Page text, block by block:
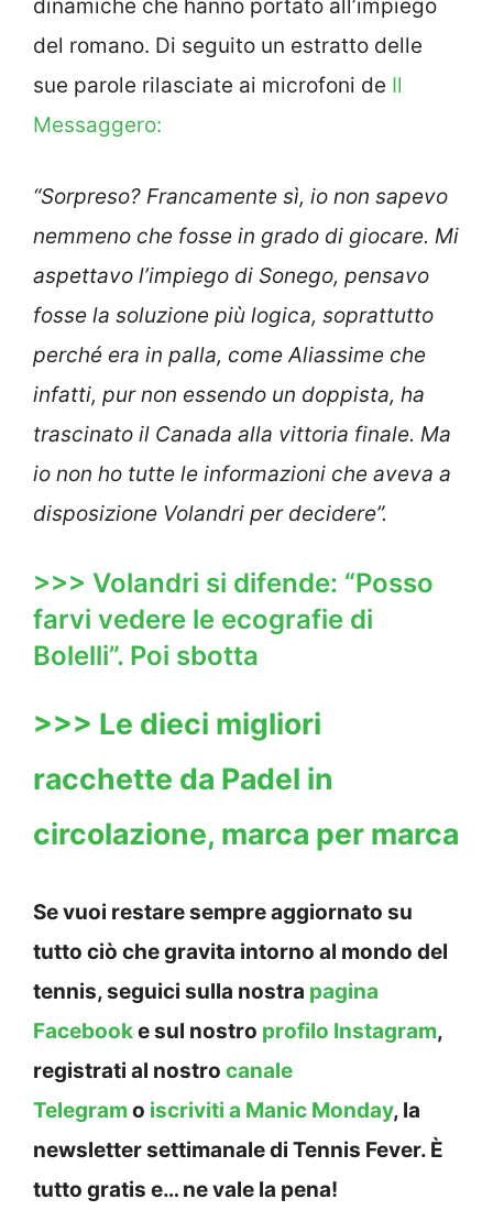
dinamiche che hanno portato all’impiego
del romano. Di seguito un estratto delle
sue parole rilasciate ai microfoni de Il
Messaggero:
“Sorpreso? Francamente sì, io non sapevo
nemmeno che fosse in grado di giocare. Mi
aspettavo l’impiego di Sonego, pensavo
fosse la soluzione più logica, soprattutto
perché era in palla, come Aliassime che
infatti, pur non essendo un doppista, ha
trascinato il Canada alla vittoria finale. Ma
io non ho tutte le informazioni che aveva a
disposizione Volandri per decidere”.
>>> Volandri si difende: “Posso
farvi vedere le ecografie di
Bolelli”. Poi sbotta
>>> Le dieci migliori
racchette da Padel in
circolazione, marca per marca
Se vuoi restare sempre aggiornato su
tutto ciò che gravita intorno al mondo del
tennis, seguici sulla nostra pagina
Facebooke sul nostro profilo Instagram,
registrati al nostro canale
Telegramo iscriviti a Manic Monday, la
newsletter settimanale di Tennis Fever. È
tutto gratis e… ne vale la pena!